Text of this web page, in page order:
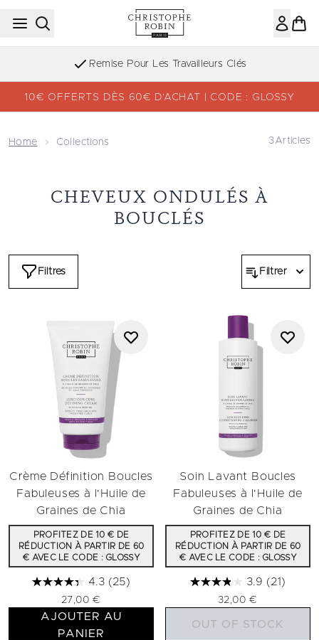
Passer au contenu principal
Remise Pour Les Travailleurs Clés
10€ OFFERTS DÈS 60€ D’ACHAT | CODE : GLOSSY
Home Collections 3Articles
CHEVEUX ONDULÉS À
BOUCLÉS
Filtres Filtrer
Crème Définition Boucles
Fabuleuses à l'Huile de
Graines de Chia
PROFITEZ DE 10 € DE
RÉDUCTION À PARTIR DE 60
€ AVEC LE CODE : GLOSSY
4.3 (25)
27,00 €
AJOUTER AU
PANIER
Soin Lavant Boucles
Fabuleuses à l'Huile de
Graines de Chia
PROFITEZ DE 10 € DE
RÉDUCTION À PARTIR DE 60
€ AVEC LE CODE : GLOSSY
3.9 (21)
32,00 €
OUT OF STOCK